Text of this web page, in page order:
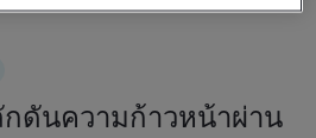
ดันความก้าวหน้าผ่าน